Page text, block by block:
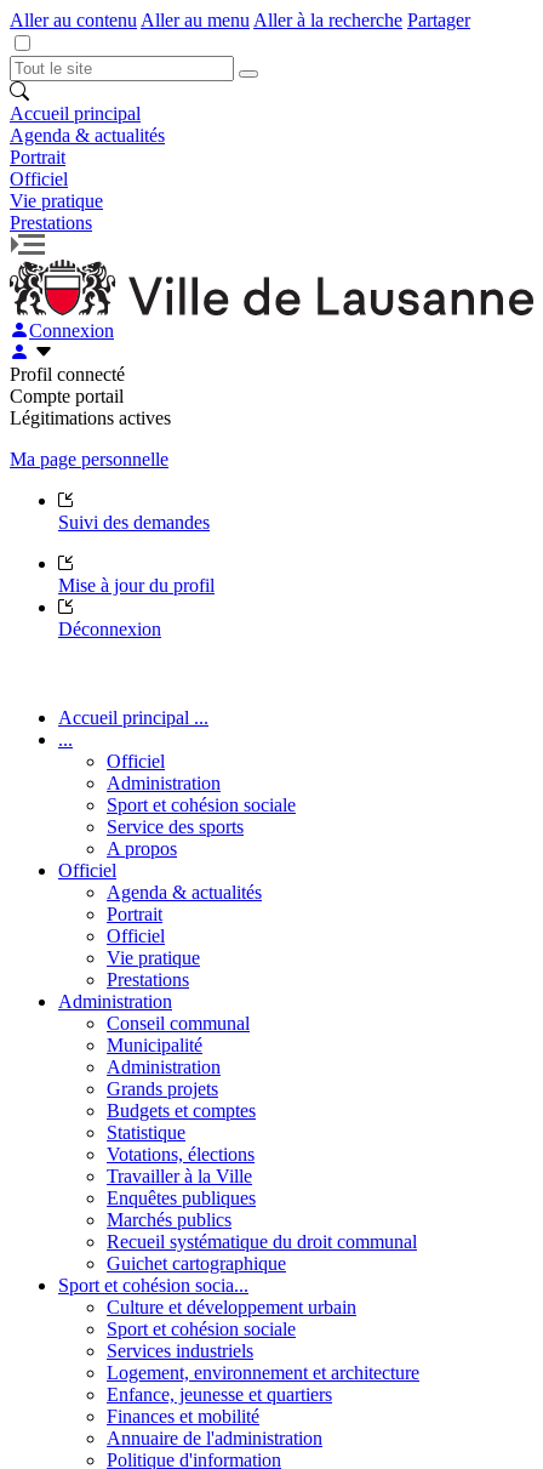
Aller au contenu Aller au menu Aller à la recherche Partager
Accueil principal
Agenda & actualités
Portrait
Officiel
Vie pratique
Prestations
Connexion
Profil connecté
Compte portail
Légitimations actives
Ma page personnelle
Suivi des demandes
Mise à jour du profil
Déconnexion
Accueil principal ...
...
Officiel
Administration
Sport et cohésion sociale
Service des sports
A propos
Officiel
Agenda & actualités
Portrait
Officiel
Vie pratique
Prestations
Administration
Conseil communal
Municipalité
Administration
Grands projets
Budgets et comptes
Statistique
Votations, élections
Travailler à la Ville
Enquêtes publiques
Marchés publics
Recueil systématique du droit communal
Guichet cartographique
Sport et cohésion socia...
Culture et développement urbain
Sport et cohésion sociale
Services industriels
Logement, environnement et architecture
Enfance, jeunesse et quartiers
Finances et mobilité
Annuaire de l'administration
Politique d'information